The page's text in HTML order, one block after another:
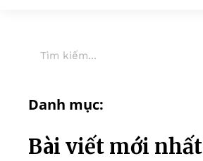
Danh mục:
Bài viết mới nhất